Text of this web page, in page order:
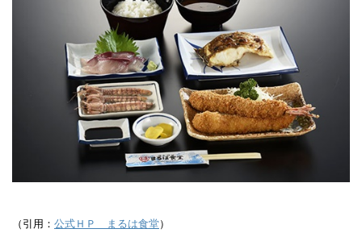
（引用： 公式ＨＰ まるは食堂）